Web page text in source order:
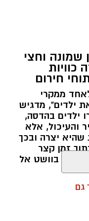
שתי
של שלושה
ואמצעים
חיפוש
שעוררו את
נעצרו שני
ירושלים. ובחיפוש בכלי
חומרים החשודים
ש"ח במזומן, שבעה
הועברו
וחצי
חירום
ממקרי
ילדים", מדגיש
ילדים בהדסה,
והעיכול, אלא
יצרה ובכך
זמן קצר
חמור בוושט אל
גם